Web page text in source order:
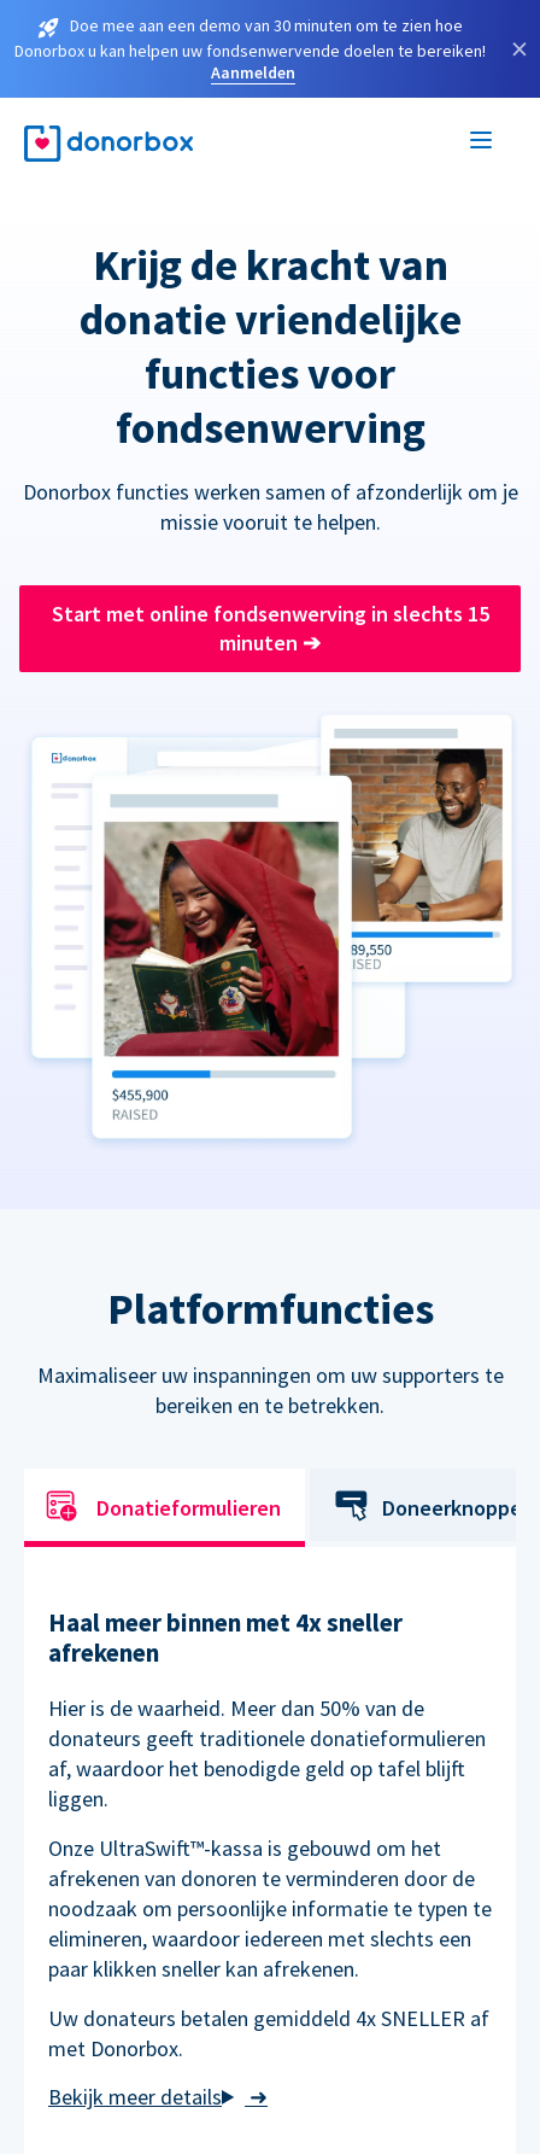
Doe mee aan een demo van 30 minuten om te zien hoe
Donorbox u kan helpen uw fondsenwervende doelen te bereiken!
Aanmelden
×
Krijg de kracht van
donatie vriendelijke
functies voor
fondsenwerving
Donorbox functies werken samen of afzonderlijk om je
missie vooruit te helpen.
Start met online fondsenwerving in slechts 15
minuten ➔
Platformfuncties
Maximaliseer uw inspanningen om uw supporters te
bereiken en te betrekken.
Donatieformulieren Doneerknoppen
Haal meer binnen met 4x sneller
afrekenen
➜
Hier is de waarheid. Meer dan 50% van de
donateurs geeft traditionele donatieformulieren
af, waardoor het benodigde geld op tafel blijft
liggen.
Onze UltraSwift™-kassa is gebouwd om het
afrekenen van donoren te verminderen door de
noodzaak om persoonlijke informatie te typen te
elimineren, waardoor iedereen met slechts een
paar klikken sneller kan afrekenen.
Uw donateurs betalen gemiddeld 4x SNELLER af
met Donorbox.